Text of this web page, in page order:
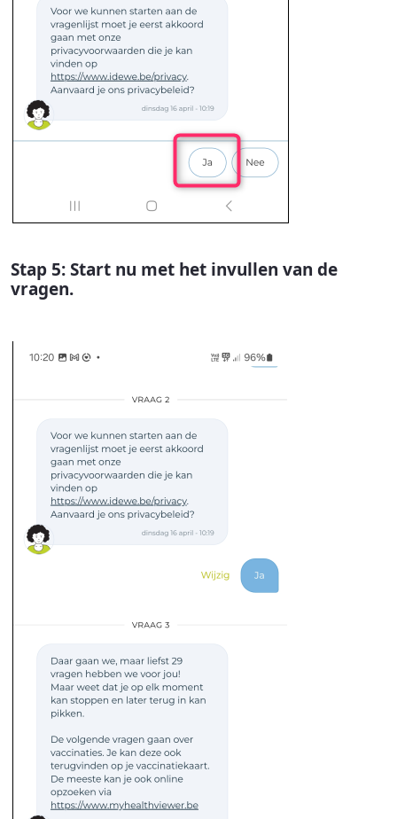
Stap 5: Start nu met het invullen van de
vragen.